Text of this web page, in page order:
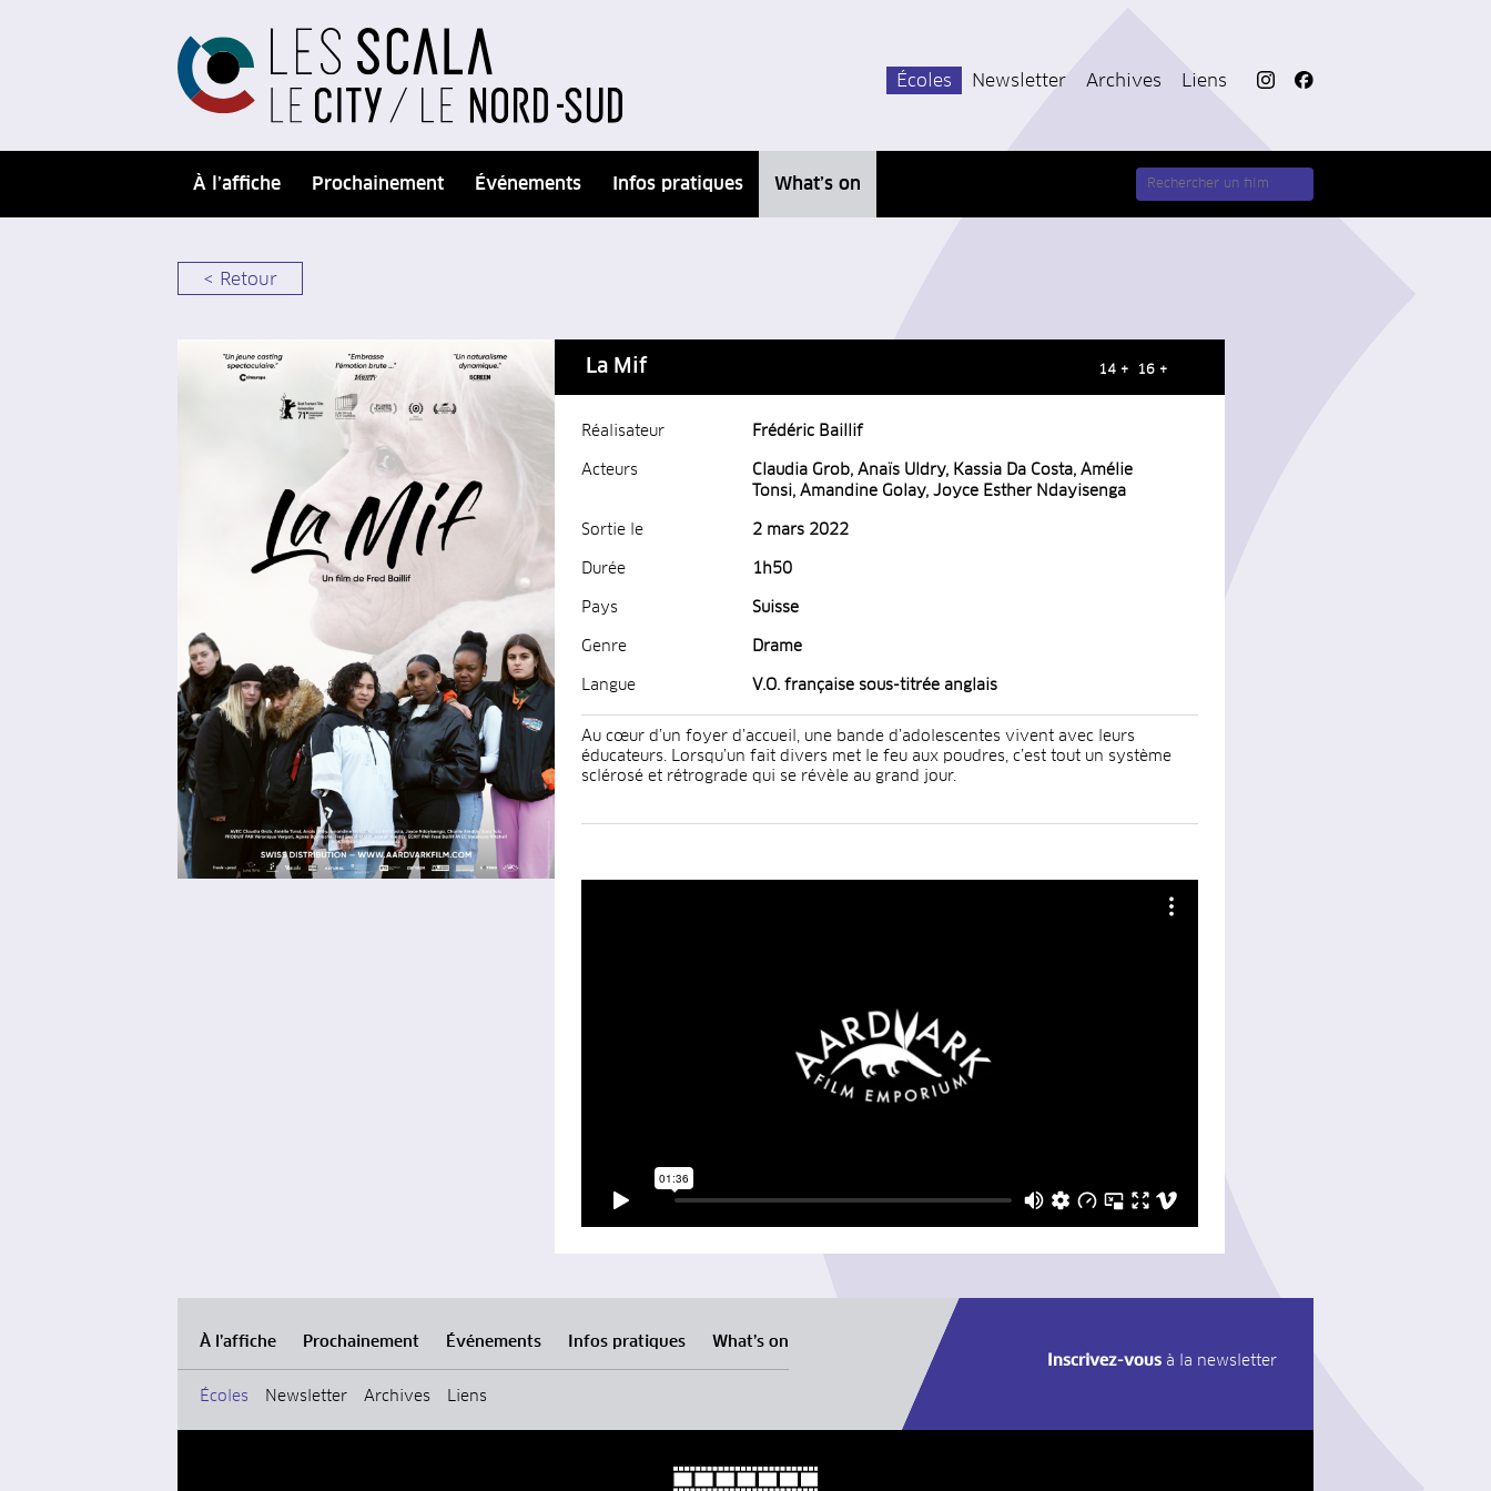
Écoles Newsletter Archives Liens
À l’affiche Prochainement Événements Infos pratiques What’s on
< Retour
La Mif 14 + 16 +
Réalisateur Frédéric Baillif
Acteurs
Claudia Grob, Anaïs Uldry, Kassia Da Costa, Amélie
Tonsi, Amandine Golay, Joyce Esther Ndayisenga
Sortie le 2 mars 2022
Durée 1h50
Pays Suisse
Genre Drame
Langue V.O. française sous-titrée anglais
Au cœur d’un foyer d’accueil, une bande d’adolescentes vivent avec leurs
éducateurs. Lorsqu’un fait divers met le feu aux poudres, c’est tout un système
sclérosé et rétrograde qui se révèle au grand jour.
Inscrivez-vous à la newsletter
À l’affiche Prochainement Événements Infos pratiques What’s on
Écoles Newsletter Archives Liens